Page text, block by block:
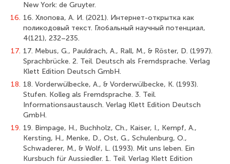
New York: de Gruyter.
16. 16. Хлопова, А. И. (2021). Интернет-открытка как
поликодовый текст. Глобальный научный потенциал,
4(121), 232–235.
17. 17. Mebus, G., Pauldrach, A., Rall, M., & Röster, D. (1997).
Sprachbrücke. 2. Teil. Deutsch als Fremdsprache. Verlag
Klett Edition Deutsch GmbH.
18. 18. Vorderwülbecke, A., & Vorderwülbecke, K. (1993).
Stufen. Kolleg als Fremdsprache. 3. Teil.
Informationsaustausch. Verlag Klett Edition Deutsch
GmbH.
19. 19. Bimpage, H., Buchholz, Ch., Kaiser, I., Kempf, A.,
Kersting, H., Menke, D., Ost, G., Schulenburg, O.,
Schwaderer, M., & Wolf, L. (1993). Mit uns leben. Ein
Kursbuch für Aussiedler. 1. Teil. Verlag Klett Edition